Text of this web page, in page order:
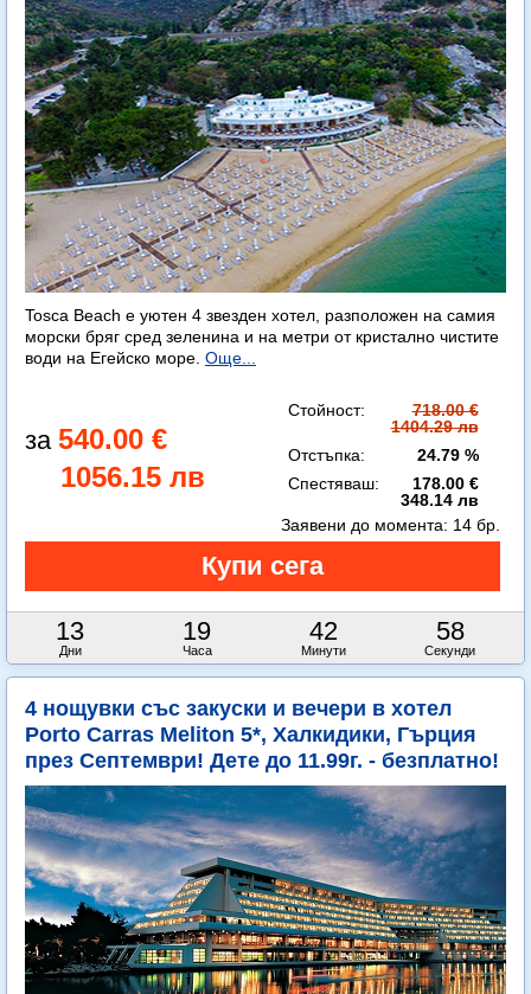
Tosca Beach е уютен 4 звезден хотел, разположен на самия
морски бряг сред зеленина и на метри от кристално чистите
води на Егейско море. Още...
540.00 €
1056.15 лв
Стойност:
718.00 €
1404.29 лв
Отстъпка:
24.79 %
Спестяваш:
178.00 €
348.14 лв
13
Дни
19
Часа
42
Минути
57
Секунди
Заявени до момента: 14 бр.
4 нощувки със закуски и вечери в хотел
Porto Carras Meliton 5*, Халкидики, Гърция
през Септември! Дете до 11.99г. - безплатно!